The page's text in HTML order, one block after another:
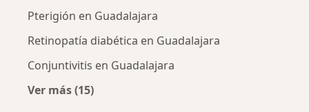
Pterigión en Guadalajara
Retinopatía diabética en Guadalajara
Conjuntivitis en Guadalajara
Ver más (15)